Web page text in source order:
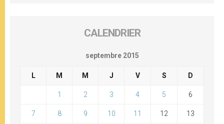
CALENDRIER
septembre 2015
L M M J V S D
1 2 3 4 5 6
7 8 9 10 11 12 13